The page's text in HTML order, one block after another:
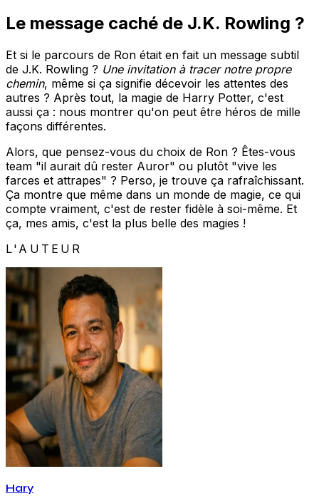
Le message caché de J.K. Rowling ?
Et si le parcours de Ron était en fait un message subtil
de J.K. Rowling ? Une invitation à tracer notre propre
chemin, même si ça signifie décevoir les attentes des
autres ? Après tout, la magie de Harry Potter, c'est
aussi ça : nous montrer qu'on peut être héros de mille
façons différentes.
Alors, que pensez-vous du choix de Ron ? Êtes-vous
team "il aurait dû rester Auror" ou plutôt "vive les
farces et attrapes" ? Perso, je trouve ça rafraîchissant.
Ça montre que même dans un monde de magie, ce qui
compte vraiment, c'est de rester fidèle à soi-même. Et
ça, mes amis, c'est la plus belle des magies !
L'AUTEUR
Hary